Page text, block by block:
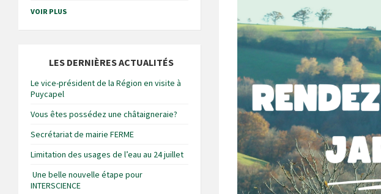
VOIR PLUS
LES DERNIÈRES ACTUALITÉS
Le vice-président de la Région en visite à
Puycapel
Vous êtes possédez une châtaigneraie?
Secrétariat de mairie FERME
Limitation des usages de l’eau au 24 juillet
Une belle nouvelle étape pour
INTERSCIENCE